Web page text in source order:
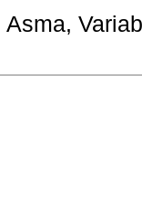
Asma,